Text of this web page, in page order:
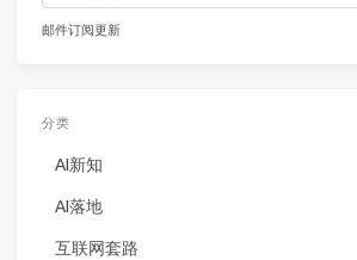
邮件订阅更新
分类
AI新知
AI落地
互联网套路